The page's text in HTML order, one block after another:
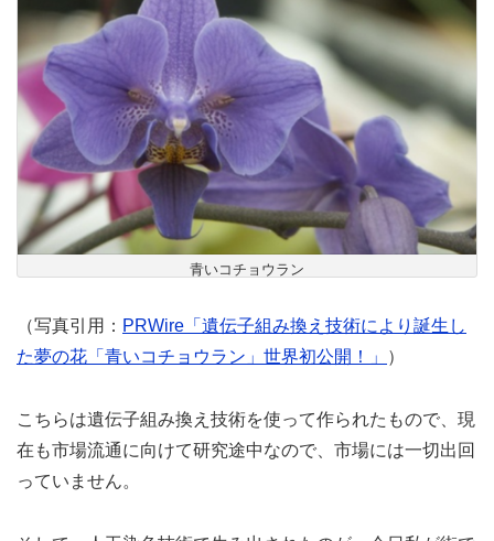
青いコチョウラン
（写真引用： PRWire「遺伝子組み換え技術により誕生し
た夢の花「青いコチョウラン」世界初公開！」
）
こちらは遺伝子組み換え技術を使って作られたもので、現
在も市場流通に向けて研究途中なので、市場には一切出回
っていません。